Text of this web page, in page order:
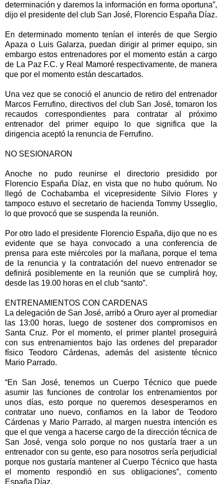
determinación y daremos la información en forma oportuna”,
dijo el presidente del club San José, Florencio España Díaz.
En determinado momento tenían el interés de que Sergio
Apaza o Luis Galarza, puedan dirigir al primer equipo, sin
embargo estos entrenadores por el momento están a cargo
de La Paz F.C. y Real Mamoré respectivamente, de manera
que por el momento están descartados.
Una vez que se conoció el anuncio de retiro del entrenador
Marcos Ferrufino, directivos del club San José, tomaron los
recaudos correspondientes para contratar al próximo
entrenador del primer equipo lo que significa que la
dirigencia aceptó la renuncia de Ferrufino.
NO SESIONARON
Anoche no pudo reunirse el directorio presidido por
Florencio España Díaz, en vista que no hubo quórum. No
llegó de Cochabamba el vicepresidente Silvio Flores y
tampoco estuvo el secretario de hacienda Tommy Usseglio,
lo que provocó que se suspenda la reunión.
Por otro lado el presidente Florencio España, dijo que no es
evidente que se haya convocado a una conferencia de
prensa para este miércoles por la mañana, porque el tema
de la renuncia y la contratación del nuevo entrenador se
definirá posiblemente en la reunión que se cumplirá hoy,
desde las 19.00 horas en el club “santo”.
ENTRENAMIENTOS CON CARDENAS
La delegación de San José, arribó a Oruro ayer al promediar
las 13:00 horas, luego de sostener dos compromisos en
Santa Cruz. Por el momento, el primer plantel proseguirá
con sus entrenamientos bajo las ordenes del preparador
físico Teodoro Cárdenas, además del asistente técnico
Mario Parrado.
“En San José, tenemos un Cuerpo Técnico que puede
asumir las funciones de controlar los entrenamientos por
unos días, esto porque no queremos desesperarnos en
contratar uno nuevo, confiamos en la labor de Teodoro
Cárdenas y Mario Parrado, al margen nuestra intención es
que el que venga a hacerse cargo de la dirección técnica de
San José, venga solo porque no nos gustaría traer a un
entrenador con su gente, eso para nosotros sería perjudicial
porque nos gustaría mantener al Cuerpo Técnico que hasta
el momento respondió en sus obligaciones”, comento
España Díaz.